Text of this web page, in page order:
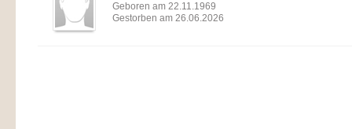
Geboren am 22.11.1969
Gestorben am 26.06.2026